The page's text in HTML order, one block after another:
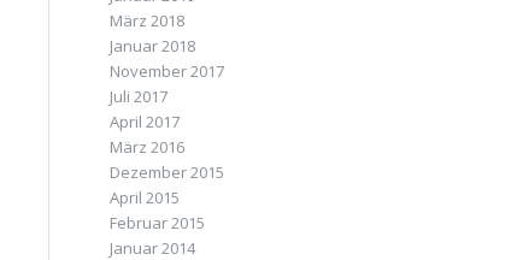
März 2018
Januar 2018
November 2017
Juli 2017
April 2017
März 2016
Dezember 2015
April 2015
Februar 2015
Januar 2014